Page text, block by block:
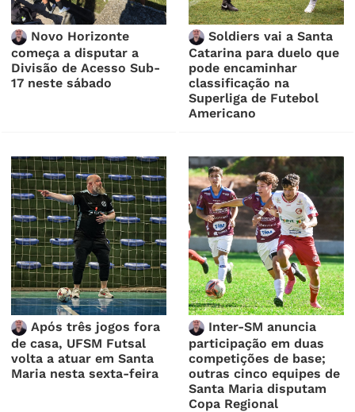
Novo Horizonte
começa a disputar a
Divisão de Acesso Sub-
17 neste sábado
Soldiers vai a Santa
Catarina para duelo que
pode encaminhar
classificação na
Superliga de Futebol
Americano
Após três jogos fora
de casa, UFSM Futsal
volta a atuar em Santa
Maria nesta sexta-feira
Inter-SM anuncia
participação em duas
competições de base;
outras cinco equipes de
Santa Maria disputam
Copa Regional